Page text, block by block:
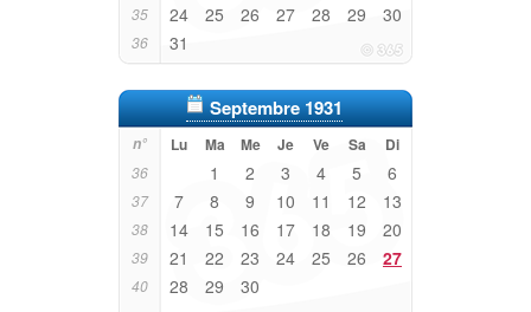
35 24 25 26 27 28 29 30
36 31
Septembre 1931
n° Lu Ma Me Je Ve Sa Di
36 1 2 3 4 5 6
37 7 8 9 10 11 12 13
38 14 15 16 17 18 19 20
39 21 22 23 24 25 26 27
40 28 29 30